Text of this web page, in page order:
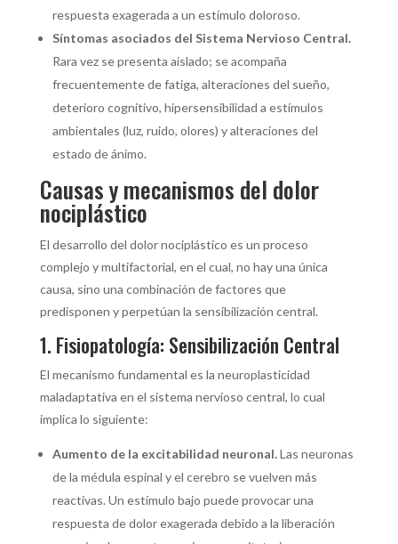
respuesta exagerada a un estímulo doloroso.
Síntomas asociados del Sistema Nervioso Central.
Rara vez se presenta aislado; se acompaña
frecuentemente de fatiga, alteraciones del sueño,
deterioro cognitivo, hipersensibilidad a estímulos
ambientales (luz, ruido, olores) y alteraciones del
estado de ánimo.
Causas y mecanismos del dolor
nociplástico
El desarrollo del dolor nociplástico es un proceso
complejo y multifactorial, en el cual, no hay una única
causa, sino una combinación de factores que
predisponen y perpetúan la sensibilización central.
1. Fisiopatología: Sensibilización Central
El mecanismo fundamental es la neuroplasticidad
maladaptativa en el sistema nervioso central, lo cual
implica lo siguiente:
Aumento de la excitabilidad neuronal.Las neuronas
de la médula espinal y el cerebro se vuelven más
reactivas. Un estímulo bajo puede provocar una
respuesta de dolor exagerada debido a la liberación